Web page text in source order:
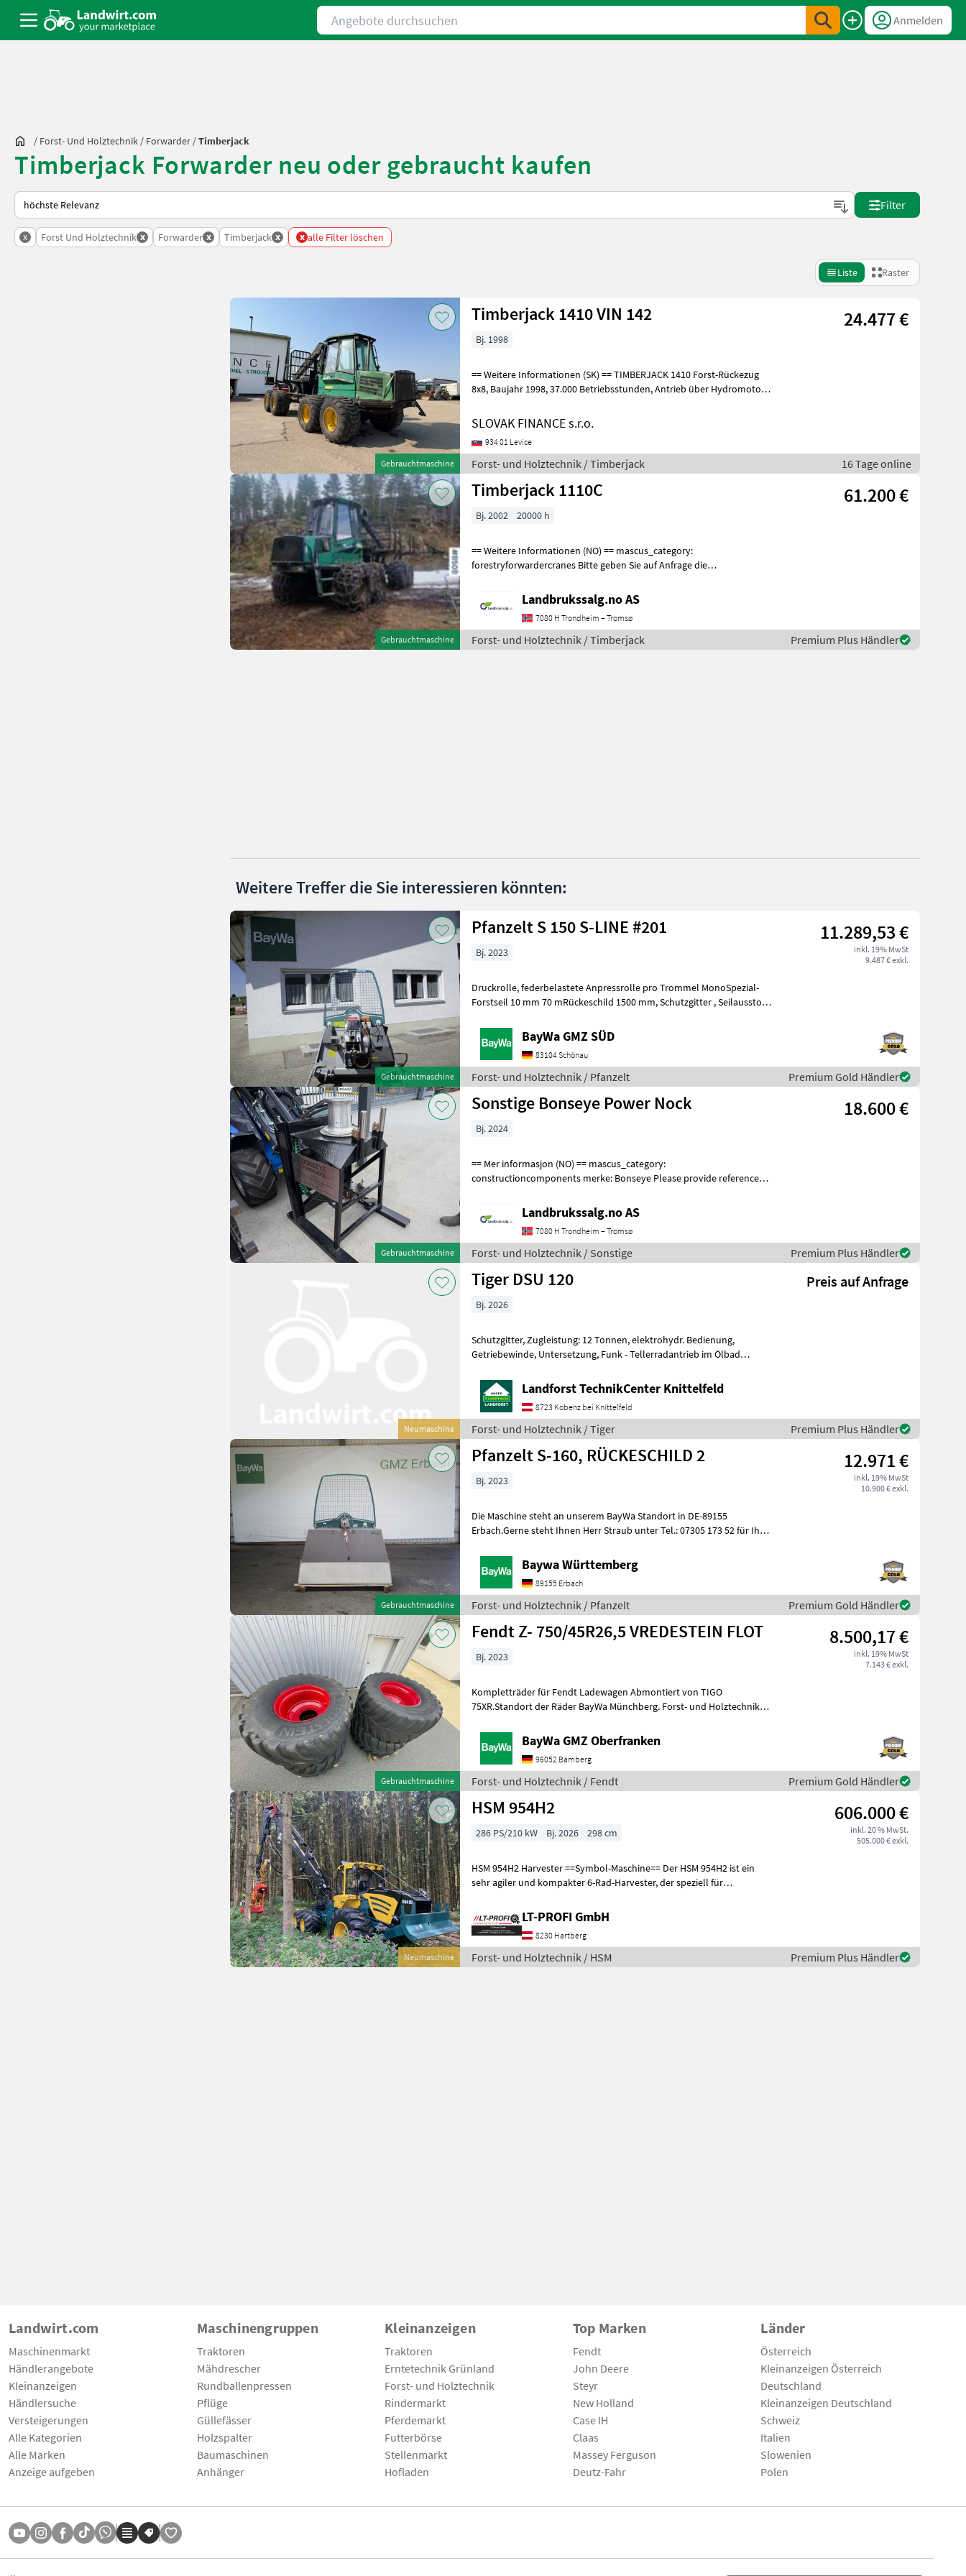
Angebote durchsuchen
Anmelden
/ Forst- Und Holztechnik / Forwarder /Timberjack
Timberjack Forwarder neu oder gebraucht kaufen
So wird auf Landwirt.com sortiert
Filter
x Forst Und Holztechnik x Forwarder x Timberjack x x alle Filter löschen
Liste Raster
Gebrauchtmaschine
Timberjack 1410 VIN 142 24.477 €
Bj. 1998
== Weitere Informationen (SK) == TIMBERJACK 1410 Forst-Rückezug
8x8, Baujahr 1998, 37.000 Betriebsstunden, Antrieb über Hydromotor,
SLOVAK FINANCE s.r.o.
934 01 Levice
Forst- und Holztechnik / Timberjack 16 Tage online
Gebrauchtmaschine
Timberjack 1110C 61.200 €
Bj. 2002 20000 h
== Weitere Informationen (NO) == mascus_category:
forestryforwardercranes Bitte geben Sie auf Anfrage die
Landbrukssalg.no AS
7080 H Trondheim – Tromsø
Forst- und Holztechnik / Timberjack Premium Plus Händler
Weitere Treffer die Sie interessieren könnten:
Gebrauchtmaschine
Pfanzelt S 150 S-LINE #201 11.289,53 €
inkl. 19% MwSt
9.487 € exkl.
Bj. 2023
Druckrolle, federbelastete Anpressrolle pro Trommel MonoSpezial-
Forstseil 10 mm 70 mRückeschild 1500 mm, Schutzgitter , Seilausstoss
BayWa GMZ SÜD
83104 Schönau
Forst- und Holztechnik / Pfanzelt Premium Gold Händler
Gebrauchtmaschine
Sonstige Bonseye Power Nock 18.600 €
Bj. 2024
== Mer informasjon (NO) == mascus_category:
constructioncomponents merke: Bonseye Please provide reference
Landbrukssalg.no AS
7080 H Trondheim – Tromsø
Forst- und Holztechnik / Sonstige Premium Plus Händler
Neumaschine
Tiger DSU 120 Preis auf Anfrage
Bj. 2026
Schutzgitter, Zugleistung: 12 Tonnen, elektrohydr. Bedienung,
Getriebewinde, Untersetzung, Funk - Tellerradantrieb im Ölbad
Landforst TechnikCenter Knittelfeld
8723 Kobenz bei Knittelfeld
Forst- und Holztechnik / Tiger Premium Plus Händler
Gebrauchtmaschine
Pfanzelt S-160, RÜCKESCHILD 2 12.971 €
inkl. 19% MwSt
10.900 € exkl.
Bj. 2023
Die Maschine steht an unserem BayWa Standort in DE-89155
Erbach.Gerne steht Ihnen Herr Straub unter Tel.: 07305 173 52 für Ihre
Baywa Württemberg
89155 Erbach
Forst- und Holztechnik / Pfanzelt Premium Gold Händler
Gebrauchtmaschine
Fendt Z- 750/45R26,5 VREDESTEIN FLOT 8.500,17 €
inkl. 19% MwSt
7.143 € exkl.
Bj. 2023
Kompletträder für Fendt Ladewagen Abmontiert von TIGO
75XR.Standort der Räder BayWa Münchberg. Forst- und Holztechnik
BayWa GMZ Oberfranken
96052 Bamberg
Forst- und Holztechnik / Fendt Premium Gold Händler
Neumaschine
HSM 954H2 606.000 €
inkl. 20 % MwSt.
505.000 € exkl.
286 PS/210 kW Bj. 2026 298 cm
HSM 954H2 Harvester ==Symbol-Maschine== Der HSM 954H2 ist ein
sehr agiler und kompakter 6-Rad-Harvester, der speziell für
LT-PROFI GmbH
8230 Hartberg
Forst- und Holztechnik / HSM Premium Plus Händler
Landwirt.com
Maschinenmarkt
Händlerangebote
Kleinanzeigen
Händlersuche
Versteigerungen
Alle Kategorien
Alle Marken
Anzeige aufgeben
Maschinengruppen
Traktoren
Mähdrescher
Rundballenpressen
Pflüge
Güllefässer
Holzspalter
Baumaschinen
Anhänger
Kleinanzeigen
Traktoren
Erntetechnik Grünland
Forst- und Holztechnik
Rindermarkt
Pferdemarkt
Futterbörse
Stellenmarkt
Hofladen
Top Marken
Fendt
John Deere
Steyr
New Holland
Case IH
Claas
Massey Ferguson
Deutz-Fahr
Länder
Österreich
Kleinanzeigen Österreich
Deutschland
Kleinanzeigen Deutschland
Schweiz
Italien
Slowenien
Polen